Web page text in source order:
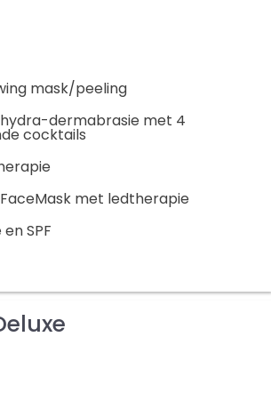
mask/peeling
hydra-dermabrasie met 4
cocktails
met ledtherapie
SPF